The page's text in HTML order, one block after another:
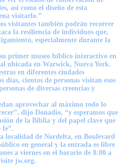
así como el diseño de esta
visitarlo.”
visitantes también podrán recorrer
la resiliencia de individuos que,
especialmente durante la
primer museo bíblico interactivo en
ubicada en Warwick, Nueva York.
en diferentes ciudades
cientos de personas visitan esos
de diversas creencias y
aprovechar al máximo todo lo
dijo Donadío, “y esperamos que
de la Biblia y del papel clave que
fe”.
localidad de Nordelta, en Boulevard
en general y la entrada es libre
a viernes en el horario de 8:00 a
jw.org.